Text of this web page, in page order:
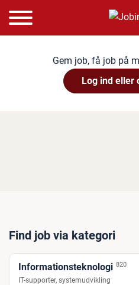
Gem job, få job på
Log ind eller
Find job via kategori
Informationsteknologi 820
IT-supporter, systemudvikling